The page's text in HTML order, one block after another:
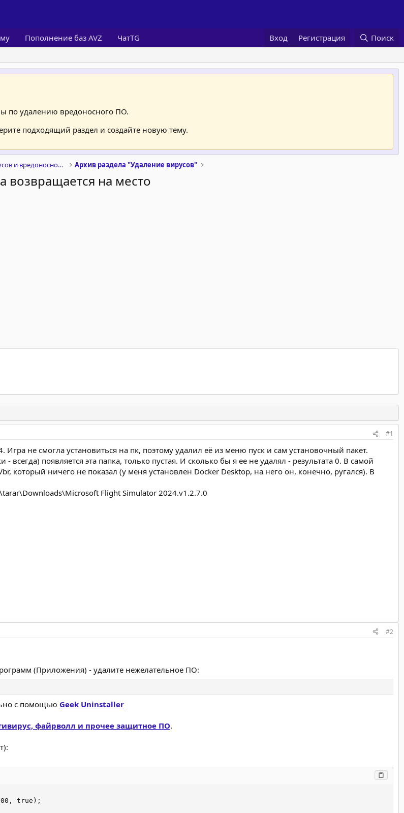
Пополнение баз AVZ ЧатTG Вход Регистрация Поиск
по удалению вредоносного ПО.
подходящий раздел и создайте новую тему.
Помощь в удалении вирусов и вредоносного ПО Архив раздела "Удаление вирусов"
возвращается на место
#1
не смогла установиться на пк, поэтому удалил её из меню пуск и сам установочный пакет.
- всегда) появляется эта папка, только пустая. И сколько бы я ее не удалял - результата 0. В самой
который ничего не показал (у меня установлен Docker Desktop, на него он, конечно, ругался). В
Flight Simulator 2024.v1.2.7.0
#2
(Приложения) - удалите нежелательное ПО:
с помощью Geek Uninstaller
файрволл и прочее защитное ПО.
true);